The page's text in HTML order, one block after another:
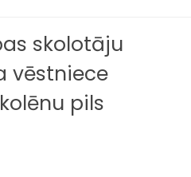
skolotāju
vēstniece
pils